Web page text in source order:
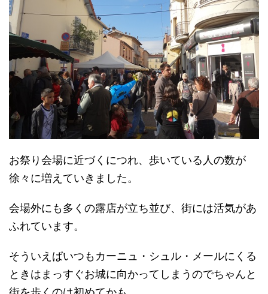
お祭り会場に近づくにつれ、歩いている人の数が
徐々に増えていきました。
会場外にも多くの露店が立ち並び、街には活気があ
ふれています。
そういえばいつもカーニュ・シュル・メールにくる
ときはまっすぐお城に向かってしまうのでちゃんと